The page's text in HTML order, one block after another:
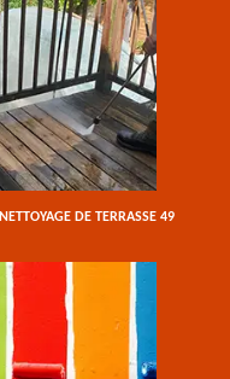
NETTOYAGE DE TERRASSE 49